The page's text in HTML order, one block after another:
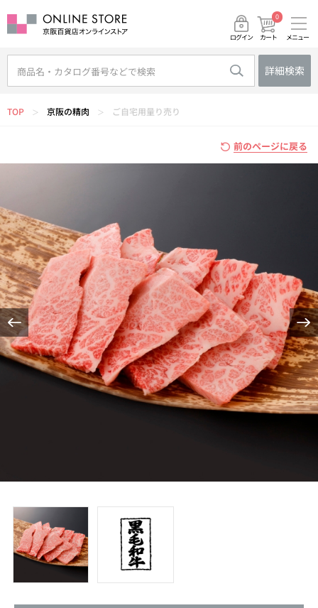
ログイン カート
0
メニュー
詳細検索
TOP ＞ 京阪の精肉 ＞ ご自宅用量り売り
前のページに戻る